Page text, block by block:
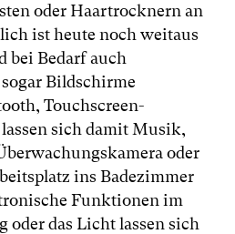
oder Haartrocknern an
ist heute noch weitaus
bei Bedarf auch
Bildschirme
Touchscreen-
sich damit Musik,
oder
ins Badezimmer
Funktionen im
oder das Licht lassen sich